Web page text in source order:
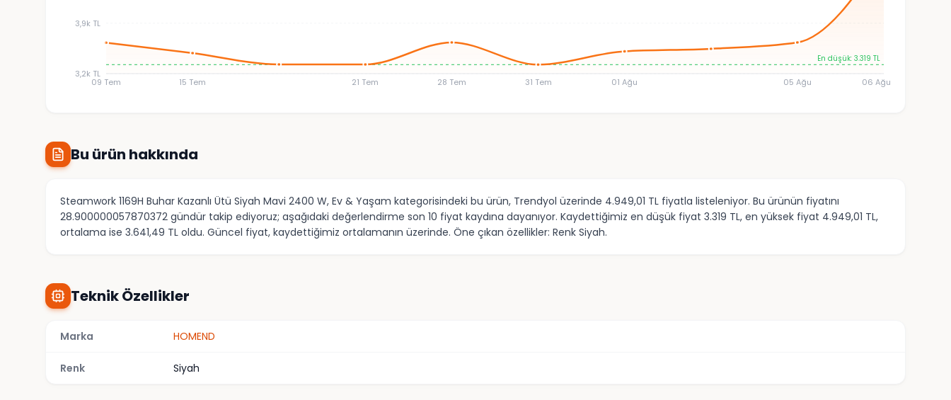
09 Tem 15 Tem 21 Tem 28 Tem 31 Tem 01 Ağu 05 Ağu 06 Ağu
3,2k TL
3,9k TL
En düşük: 3.319 TL
Bu ürün hakkında
Steamwork 1169H Buhar Kazanlı Ütü Siyah Mavi 2400 W, Ev & Yaşam kategorisindeki bu ürün, Trendyol üzerinde 4.949,01 TL fiyatla listeleniyor. Bu ürünün fiyatını
28.900000057870372 gündür takip ediyoruz; aşağıdaki değerlendirme son 10 fiyat kaydına dayanıyor. Kaydettiğimiz en düşük fiyat 3.319 TL, en yüksek fiyat 4.949,01 TL,
ortalama ise 3.641,49 TL oldu. Güncel fiyat, kaydettiğimiz ortalamanın üzerinde. Öne çıkan özellikler: Renk Siyah.
Teknik Özellikler
Marka HOMEND
Renk Siyah